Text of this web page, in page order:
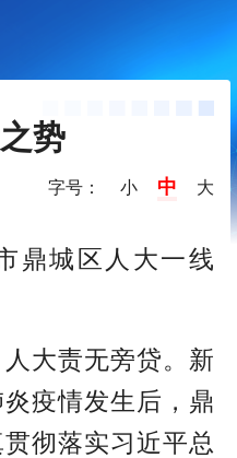
势
字号： 小 中 大
城区人大一线
大责无旁贷。新
疫情发生后，鼎
彻落实习近平总